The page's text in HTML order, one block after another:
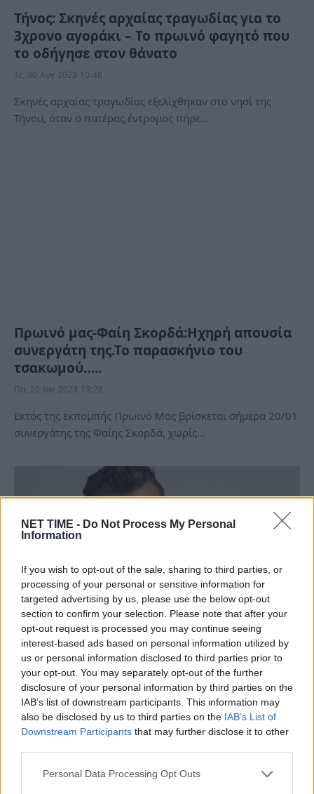
NET TIME - Do Not Process My Personal
Information
If you wish to opt-out of the sale, sharing to third parties, or
processing of your personal or sensitive information for
targeted advertising by us, please use the below opt-out
section to confirm your selection. Please note that after your
opt-out request is processed you may continue seeing
interest-based ads based on personal information utilized by
us or personal information disclosed to third parties prior to
your opt-out. You may separately opt-out of the further
disclosure of your personal information by third parties on the
IAB’s list of downstream participants. This information may
also be disclosed by us to third parties on the IAB’s List of
Downstream Participants that may further disclose it to other
Personal Data Processing Opt Outs
Τήνος: Σκηνές αρχαίας τραγωδίας για το
3χρονο αγοράκι – Το πρωινό φαγητό που
το οδήγησε στον θάνατο
Τε, 30 Αυγ 2023 10:48
Σκηνές αρχαίας τραγωδίας εξελίχθηκαν στο νησί της
Τήνου, όταν ο πατέρας έντρομος πήρε…
Πρωινό μας-Φαίη Σκορδά:Ηχηρή απουσία
συνεργάτη της.Το παρασκήνιο του
τσακωμού…..
Πα, 20 Ιαν 2023 13:28
Εκτός της εκπομπής Πρωινό Μας βρίσκεται σήμερα 20/01
συνεργάτης της Φαίης Σκορδά, χωρίς…
Γιώργος Λιάγκας:Ποια διαδέχεται τη Φαίη
Σκορδά στο Πρωινό του ΑΝΤ1.Ποιοι θα
είναι στο πλατό της νέας εκπομπής.
Κυ, 24 Ιούλ 2022 12:56
Η αποχώρηση της Φαίης Σκορδά, ύστερα από εννέα